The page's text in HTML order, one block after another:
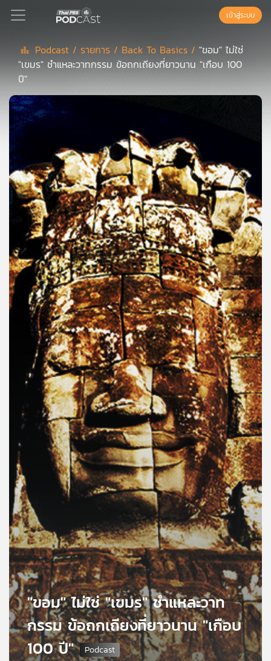
Podcast
เพล
ย์
ลิ
สต์
แนะนำ
เพล
สต์
ของ
คุณ
เพลง
บทความ
ข่าว
และ
กิจกรรม
เกี่ยว
กับ
เรา
เครือ
ข่าย
วิทยุ
ไทย
พี
บี
เอส
เข้าสู่ระบบ
Podcast / รายการ / Back To Basics / "ขอม" ไม่ใช่
"เขมร" ชำแหละวาทกรรม ข้อถกเถียงที่ยาวนาน "เกือบ 100
ปี"
"ขอม" ไม่ใช่ "เขมร" ชำแหละวาท
กรรม ข้อถกเถียงที่ยาวนาน "เกือบ
100 ปี"